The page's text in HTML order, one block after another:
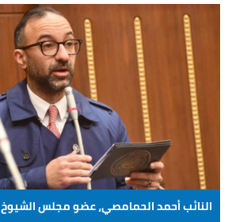
النائب أحمد الحمامصي، عضو مجلس الشيوخ